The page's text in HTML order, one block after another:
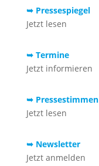
➥ Pressespiegel
Jetzt lesen
➥ Termine
Jetzt informieren
➥ Pressestimmen
Jetzt lesen
➥ Newsletter
Jetzt anmelden